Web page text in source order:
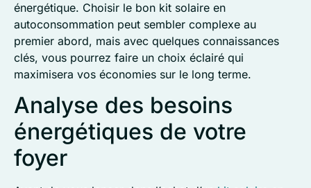
énergétique. Choisir le bon kit solaire en
autoconsommation peut sembler complexe au
premier abord, mais avec quelques connaissances
clés, vous pourrez faire un choix éclairé qui
maximisera vos économies sur le long terme.
Analyse des besoins
énergétiques de votre
foyer